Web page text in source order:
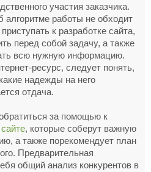
участия заказчика.
алгоритме работы не обходит
к разработке сайта,
перед собой задачу, а также
всю нужную информацию.
ресурс, следует понять,
надежды на него
отдача.
за помощью к
, которые соберут важную
а также порекомендует план
Предварительная
общий анализ конкурентов в